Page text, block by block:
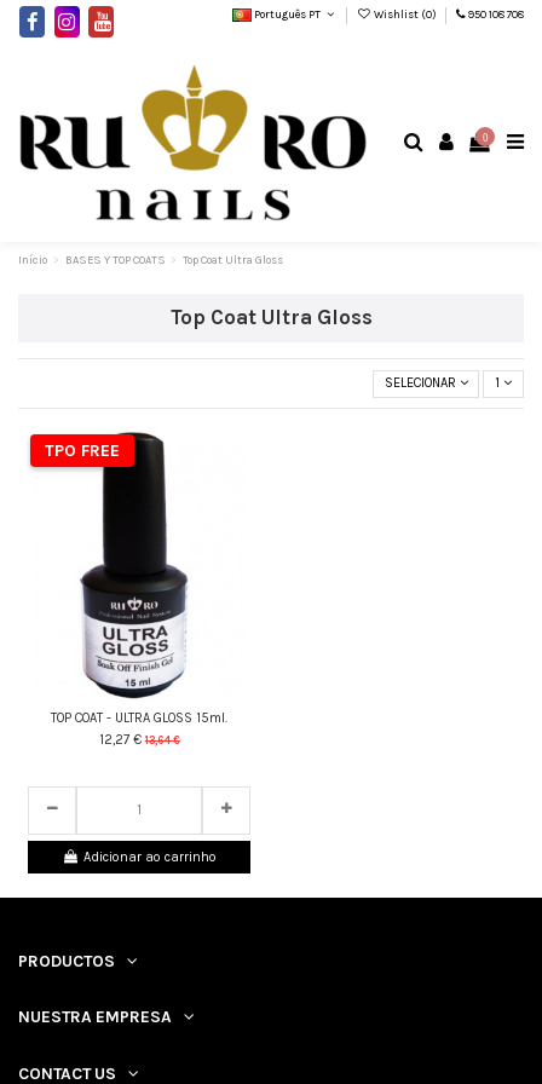
Português PT Wishlist (0) 950 108 708
0
Início BASES Y TOP COATS Top Coat Ultra Gloss
Top Coat Ultra Gloss
SELECIONAR 1
TPO FREE
TOP COAT - ULTRA GLOSS 15ml.
12,27 €13,64 €
Adicionar ao carrinho
PRODUCTOS
NUESTRA EMPRESA
CONTACT US